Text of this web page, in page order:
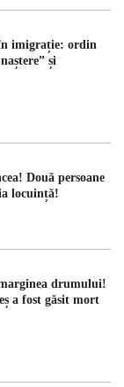
imigrație: ordin
și
Două persoane
locuință!
drumului!
a fost găsit mort